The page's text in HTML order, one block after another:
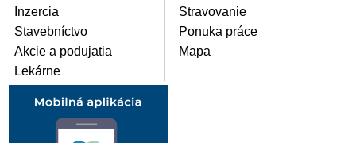
Inzercia
Stavebníctvo
Akcie a podujatia
Lekárne
Stravovanie
Ponuka práce
Mapa